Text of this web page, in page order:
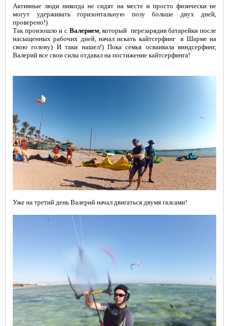
Активные люди никогда не сидят на месте и просто физически не
могут удерживать горизонтальную позу больше двух дней,
проверено!)
Так произошло и с Валерием, который перезарядив батарейки после
насыщенных рабочих дней, начал искать кайтсерфинг в Шарме на
свою голову) И таки нашел!) Пока семья осваивала виндсерфинг,
Валерий все свои силы отдавал на постижение кайтсерфинга!
Уже на третий день Валерий начал двигаться двумя галсами!